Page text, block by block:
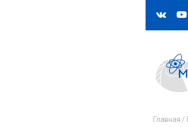
Главная /